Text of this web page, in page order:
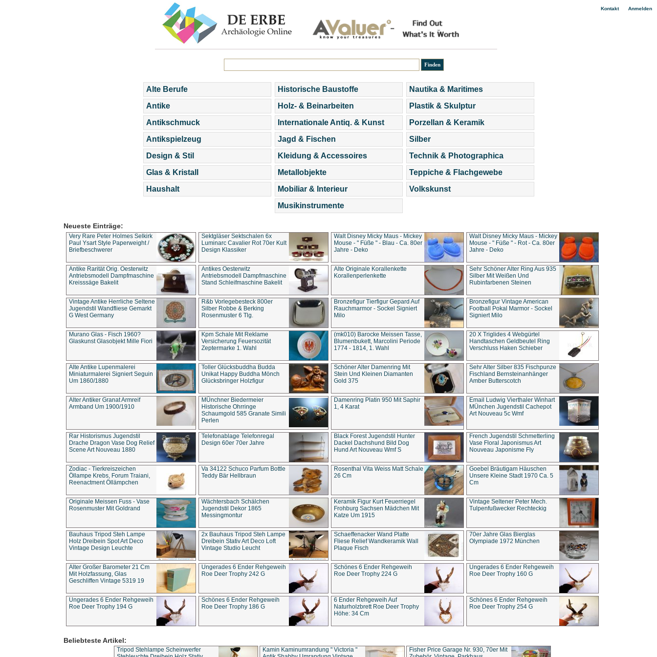
Kontakt| Anmelden
Alte Berufe
Antike
Antikschmuck
Antikspielzeug
Design & Stil
Glas & Kristall
Haushalt
Historische Baustoffe
Holz- & Beinarbeiten
Internationale Antiq. & Kunst
Jagd & Fischen
Kleidung & Accessoires
Metallobjekte
Mobiliar & Interieur
Musikinstrumente
Nautika & Maritimes
Plastik & Skulptur
Porzellan & Keramik
Silber
Technik & Photographica
Teppiche & Flachgewebe
Volkskunst
Neueste Einträge:
Very Rare Peter Holmes Selkirk
Paul Ysart Style Paperweight /
Briefbeschwerer
Sektgläser Sektschalen 6x
Luminarc Cavalier Rot 70er Kult
Design Klassiker
Walt Disney Micky Maus - Mickey
Mouse - " Füße " - Blau - Ca. 80er
Jahre - Deko
Walt Disney Micky Maus - Mickey
Mouse - " Füße " - Rot - Ca. 80er
Jahre - Deko
Antike Rarität Orig. Oesterwitz
Antriebsmodell Dampfmaschine
Kreisssäge Bakelit
Antikes Oesterwitz
Antriebsmodell Dampfmaschine
Stand Schleifmaschine Bakelit
Alte Originale Korallenkette
Korallenperlenkette
Sehr Schöner Alter Ring Aus 935
Silber Mit Weißen Und
Rubinfarbenen Steinen
Vintage Antike Herrliche Seltene
Jugendstil Wandfliese Gemarkt
G West Germany
R&b Vorlegebesteck 800er
Silber Robbe & Berking
Rosenmuster 6 Tlg.
Bronzefigur Tierfigur Gepard Auf
Rauchmarmor - Sockel Signiert
Milo
Bronzefigur Vintage American
Football Pokal Marmor - Sockel
Signiert Milo
Murano Glas - Fisch 1960?
Glaskunst Glasobjekt Mille Fiori
Kpm Schale Mit Reklame
Versicherung Feuersozität
Zeptermarke 1. Wahl
(mk010) Barocke Meissen Tasse,
Blumenbukett, Marcolini Periode
1774 - 1814, 1. Wahl
20 X Triglides 4 Webgürtel
Handtaschen Geldbeutel Ring
Verschluss Haken Schieber
Alte Antike Lupenmalerei
Miniaturmalerei Signiert Seguin
Um 1860/1880
Toller Glücksbuddha Budda
Unikat Happy Buddha Mönch
Glücksbringer Holzfigur
Schöner Alter Damenring Mit
Stein Und Kleinen Diamanten
Gold 375
Sehr Alter Silber 835 Fischpunze
Fischland Bernsteinanhänger
Amber Butterscotch
Alter Antiker Granat Armreif
Armband Um 1900/1910
MÜnchner Biedermeier
Historische Ohrringe
Schaumgold 585 Granate Simili
Perlen
Damenring Platin 950 Mit Saphir
1, 4 Karat
Email Ludwig Vierthaler Winhart
MÜnchen Jugendstil Cachepot
Art Nouveau 5c Wmf
Rar Historismus Jugendstil
Drache Dragon Vase Dog Relief
Scene Art Nouveau 1880
Telefonablage Telefonregal
Design 60er 70er Jahre
Black Forest Jugendstil Hunter
Dackel Dachshund Bild Dog
Hund Art Nouveau Wmf S
French Jugendstil Schmetterling
Vase Floral Japonismus Art
Nouveau Japonisme Fly
Zodiac - Tierkreiszeichen
Öllampe Krebs, Forum Traiani,
Reenactment Öllämpchen
Va 34122 Schuco Parfum Bottle
Teddy Bär Hellbraun
Rosenthal Vita Weiss Matt Schale
26 Cm
Goebel Bräutigam Häuschen
Unsere Kleine Stadt 1970 Ca. 5
Cm
Originale Meissen Fuss - Vase
Rosenmuster Mit Goldrand
Wächtersbach Schälchen
Jugendstil Dekor 1865
Messingmontur
Keramik Figur Kurt Feuerriegel
Frohburg Sachsen Mädchen Mit
Katze Um 1915
Vintage Seltener Peter Mech.
Tulpenfußwecker Rechteckig
Bauhaus Tripod Steh Lampe
Holz Dreibein Spot Art Deco
Vintage Design Leuchte
2x Bauhaus Tripod Steh Lampe
Dreibein Stativ Art Deco Loft
Vintage Studio Leucht
Schaeffenacker Wand Platte
Fliese Relief Wandkeramik Wall
Plaque Fisch
70er Jahre Glas Bierglas
Olympiade 1972 München
Alter Großer Barometer 21 Cm
Mit Holzfassung, Glas
Geschliffen Vintage 5319 19
Ungerades 6 Ender Rehgeweih
Roe Deer Trophy 242 G
Schönes 6 Ender Rehgeweih
Roe Deer Trophy 224 G
Ungerades 6 Ender Rehgeweih
Roe Deer Trophy 160 G
Ungerades 6 Ender Rehgeweih
Roe Deer Trophy 194 G
Schönes 6 Ender Rehgeweih
Roe Deer Trophy 186 G
6 Ender Rehgeweih Auf
Naturholzbrett Roe Deer Trophy
Höhe: 34 Cm
Schönes 6 Ender Rehgeweih
Roe Deer Trophy 254 G
Beliebteste Artikel:
Tripod Stehlampe Scheinwerfer
Kamin Kaminumrandung " Victoria "
Fisher Price Garage Nr. 930, 70er Mit